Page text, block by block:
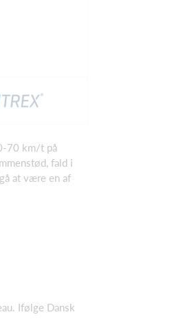
70 km/t på
fald i
at være en af
Ifølge Dansk